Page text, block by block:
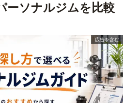
ーソナルジムを比較